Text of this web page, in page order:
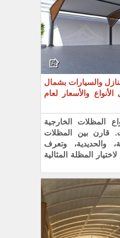
والسيارات بشمال
والأسعار لعام
المظلات الخارجية
قارن بين المظلات
والحديدية، وتعرف
المظلة المثالية